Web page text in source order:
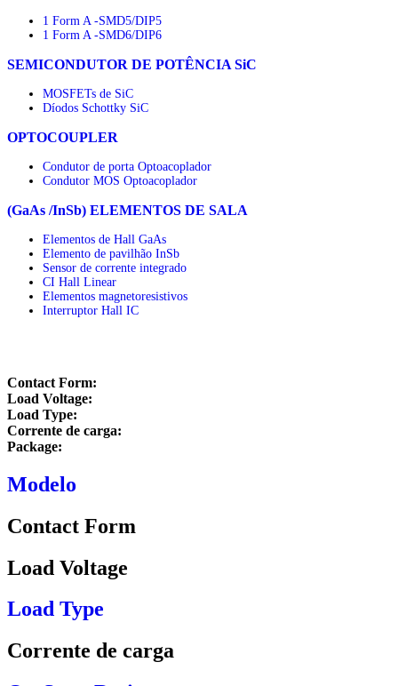
1 Form A -SMD5/DIP5
1 Form A -SMD6/DIP6
SEMICONDUTOR DE POTÊNCIA SiC
MOSFETs de SiC
Díodos Schottky SiC
OPTOCOUPLER
Condutor de porta Optoacoplador
Condutor MOS Optoacoplador
(GaAs /InSb) ELEMENTOS DE SALA
Elementos de Hall GaAs
Elemento de pavilhão InSb
Sensor de corrente integrado
CI Hall Linear
Elementos magnetoresistivos
Interruptor Hall IC
Contact Form:
Load Voltage:
Load Type:
Corrente de carga:
Package:
Modelo
Contact Form
Load Voltage
Load Type
Corrente de carga